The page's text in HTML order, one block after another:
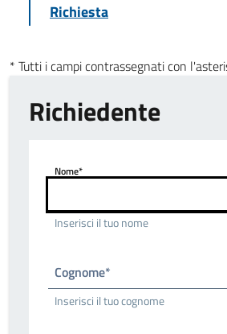
Richiesta
* Tutti i campi contrassegnati con
Richiedente
Nome*
Inserisci il tuo nome
Cognome*
Inserisci il tuo cognome